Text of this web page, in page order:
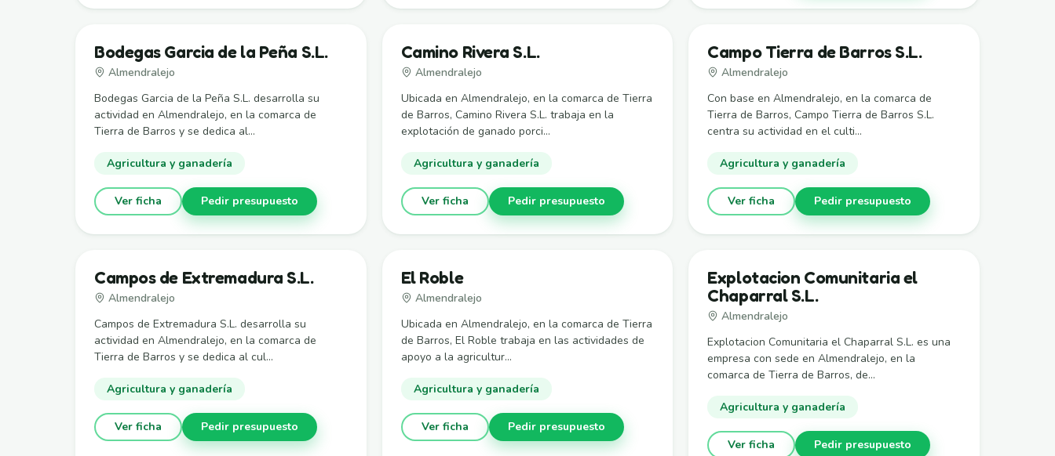
Bodegas Garcia de la Peña S.L.
Almendralejo
Bodegas Garcia de la Peña S.L. desarrolla su
actividad en Almendralejo, en la comarca de
Tierra de Barros y se dedica al...
Agricultura y ganadería
Ver ficha Pedir presupuesto
Camino Rivera S.L.
Almendralejo
Ubicada en Almendralejo, en la comarca de Tierra
de Barros, Camino Rivera S.L. trabaja en la
explotación de ganado porci...
Agricultura y ganadería
Ver ficha Pedir presupuesto
Campo Tierra de Barros S.L.
Almendralejo
Con base en Almendralejo, en la comarca de
Tierra de Barros, Campo Tierra de Barros S.L.
centra su actividad en el culti...
Agricultura y ganadería
Ver ficha Pedir presupuesto
Campos de Extremadura S.L.
Almendralejo
Campos de Extremadura S.L. desarrolla su
actividad en Almendralejo, en la comarca de
Tierra de Barros y se dedica al cul...
Agricultura y ganadería
Ver ficha Pedir presupuesto
El Roble
Almendralejo
Ubicada en Almendralejo, en la comarca de Tierra
de Barros, El Roble trabaja en las actividades de
apoyo a la agricultur...
Agricultura y ganadería
Ver ficha Pedir presupuesto
Explotacion Comunitaria el
Chaparral S.L.
Almendralejo
Explotacion Comunitaria el Chaparral S.L. es una
empresa con sede en Almendralejo, en la
comarca de Tierra de Barros, de...
Agricultura y ganadería
Ver ficha Pedir presupuesto